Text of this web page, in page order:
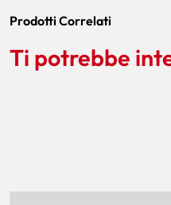
Prodotti Correlati
Ti potrebbe